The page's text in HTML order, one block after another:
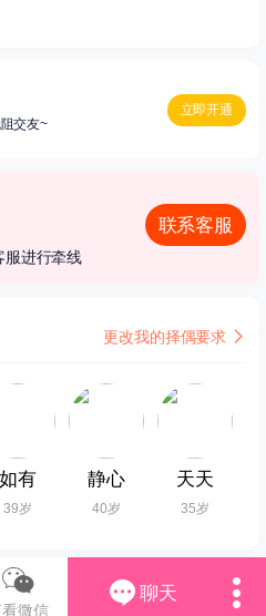
交友~
立即开通
服进行牵线
联系客服
更改我的择偶要求
如有
39岁
静心
40岁
天天
35岁
微信
聊天